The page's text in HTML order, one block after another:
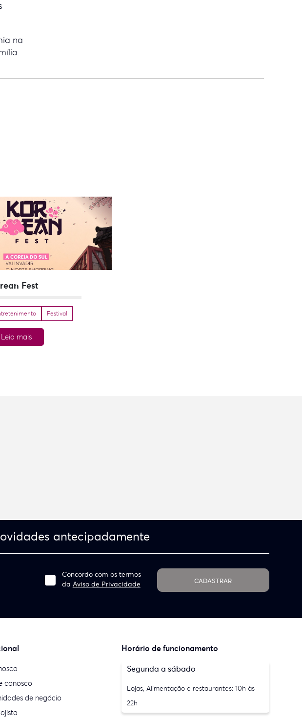
na
Fest
Festival
Leia mais
antecipadamente
Concordo com os termos
da Aviso de Privacidade CADASTRAR
conosco
de negócio
Horário de funcionamento
Segunda a sábado
Lojas, Alimentação e restaurantes: 10h às
22h